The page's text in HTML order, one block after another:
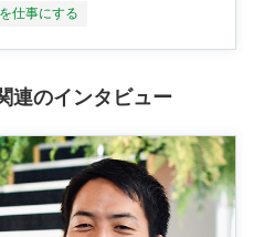
仕事にする
連のインタビュー